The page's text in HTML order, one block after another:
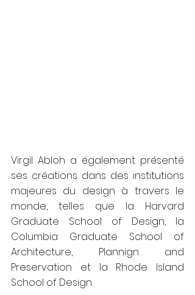
Virgil Abloh a également présenté
ses créations dans des institutions
majeures du design à travers le
monde, telles que la Harvard
Graduate School of Design, la
Columbia Graduate School of
Architecture, Plannign and
Preservation et la Rhode Island
School of Design.